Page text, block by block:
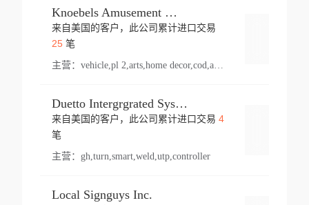
Knoebels Amusement Resort
来自美国的客户，此公司累计进口交易
25笔
主营： vehicle,pl 2,arts,home decor,cod,amusement ride,sea
Duetto Intergrgrated Systems Inc.
来自美国的客户，此公司累计进口交易 4
笔
主营： gh,turn,smart,weld,utp,controller
Local Signguys Inc.